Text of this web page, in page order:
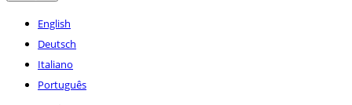
English
Deutsch
Italiano
Português